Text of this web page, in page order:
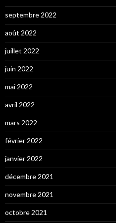
septembre 2022
août 2022
juillet 2022
juin 2022
mai 2022
avril 2022
mars 2022
février 2022
janvier 2022
décembre 2021
novembre 2021
octobre 2021